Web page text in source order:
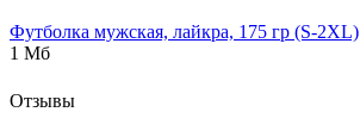
Футболка мужская, лайкра, 175 гр (S-2XL)
1 Мб
Отзывы